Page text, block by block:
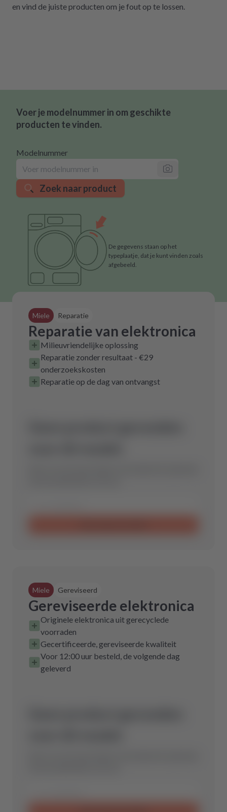
en vind de juiste producten om je fout op te lossen.
Voer je modelnummer in om geschikte
producten te vinden.
Modelnummer
Zoek naar product
De gegevens staan op het
typeplaatje, dat je kunt vinden zoals
afgebeeld.
Miele Reparatie
Reparatie van elektronica
Milieuvriendelijke oplossing
Reparatie zonder resultaat - €29
onderzoekskosten
Reparatie op de dag van ontvangst
Miele Gereviseerd
Gereviseerde elektronica
Originele elektronica uit gerecyclede
voorraden
Gecertificeerde, gereviseerde kwaliteit
Voor 12:00 uur besteld, de volgende dag
geleverd